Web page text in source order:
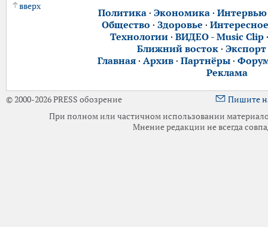
вверх
Политика· Экономика· Интервью
Общество · Здоровье · Интересное
Технологии· ВИДЕО - Music Clip
Ближний восток ·
Главная· Архив· Партнёры·
Реклама
© 2000-2026 PRESS обозрение
Пишите
При полном или частичном использовании
Мнение редакции не всегда